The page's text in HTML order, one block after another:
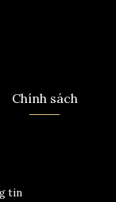
Chính sách
tin